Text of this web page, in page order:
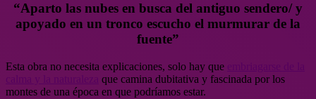
“Aparto las nubes en busca del antiguo sendero/ y
apoyado en un tronco escucho el murmurar de la
fuente”
Esta obra no necesita explicaciones, solo hay que
que camina dubitativa y fascinada por los
montes de una época en que podríamos estar.